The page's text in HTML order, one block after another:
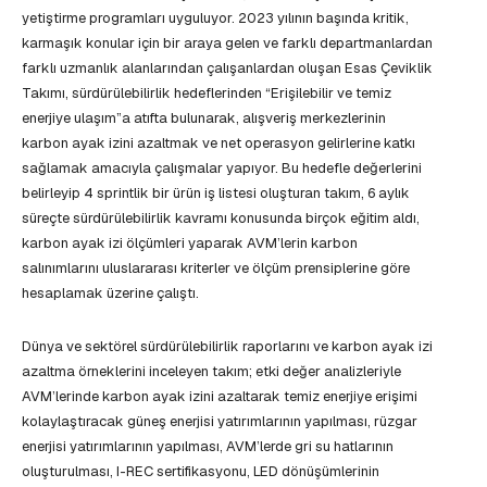
yetiştirme programları uyguluyor. 2023 yılının başında kritik,
karmaşık konular için bir araya gelen ve farklı departmanlardan
farklı uzmanlık alanlarından çalışanlardan oluşan Esas Çeviklik
Takımı, sürdürülebilirlik hedeflerinden “Erişilebilir ve temiz
enerjiye ulaşım”a atıfta bulunarak, alışveriş merkezlerinin
karbon ayak izini azaltmak ve net operasyon gelirlerine katkı
sağlamak amacıyla çalışmalar yapıyor. Bu hedefle değerlerini
belirleyip 4 sprintlik bir ürün iş listesi oluşturan takım, 6 aylık
süreçte sürdürülebilirlik kavramı konusunda birçok eğitim aldı,
karbon ayak izi ölçümleri yaparak AVM’lerin karbon
salınımlarını uluslararası kriterler ve ölçüm prensiplerine göre
hesaplamak üzerine çalıştı.
Dünya ve sektörel sürdürülebilirlik raporlarını ve karbon ayak izi
azaltma örneklerini inceleyen takım; etki değer analizleriyle
AVM’lerinde karbon ayak izini azaltarak temiz enerjiye erişimi
kolaylaştıracak güneş enerjisi yatırımlarının yapılması, rüzgar
enerjisi yatırımlarının yapılması, AVM’lerde gri su hatlarının
oluşturulması, I-REC sertifikasyonu, LED dönüşümlerinin